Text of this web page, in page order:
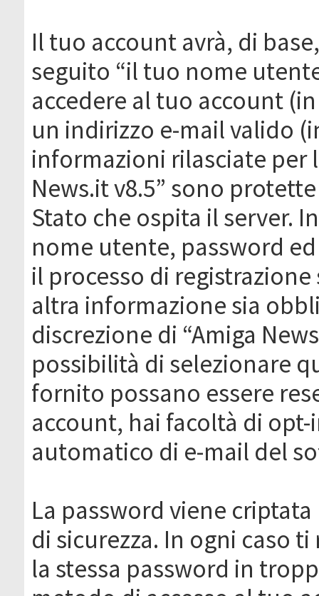
Il tuo account avrà, di
seguito “il tuo nome
accedere al tuo account
un indirizzo e-mail valido
informazioni rilasciate per
News.it v8.5” sono
Stato che ospita il server.
nome utente, password
il processo di registrazione
altra informazione sia
discrezione di “Amiga
possibilità di selezionare
fornito possano essere
account, hai facoltà di
automatico di e-mail del
La password viene
di sicurezza. In ogni caso
la stessa password in